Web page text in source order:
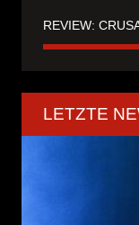
LETZTE